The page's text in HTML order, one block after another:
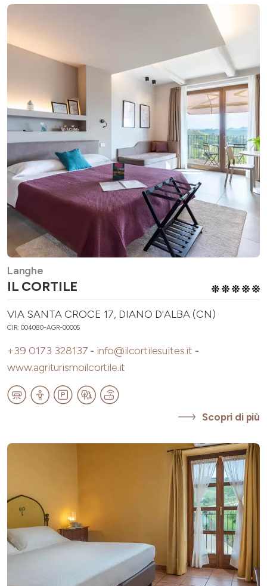
Langhe
IL CORTILE
VIA SANTA CROCE 17, DIANO D'ALBA (CN)
CIR: 004080-AGR-00005
+39 0173 328137 - info@ilcortilesuites.it -
www.agriturismoilcortile.it
Scopri di più